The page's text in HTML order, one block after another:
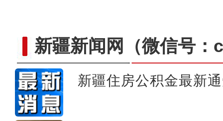
新疆新闻网 （微信号
新疆住房公积金最新